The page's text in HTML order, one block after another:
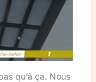
qu’à ça. Nous